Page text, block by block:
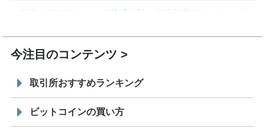
7/29
SBI VCトレード株式会社
信託型円建てステーブル
今注目のコンテンツ
取引所おすすめランキング
ビットコインの買い方